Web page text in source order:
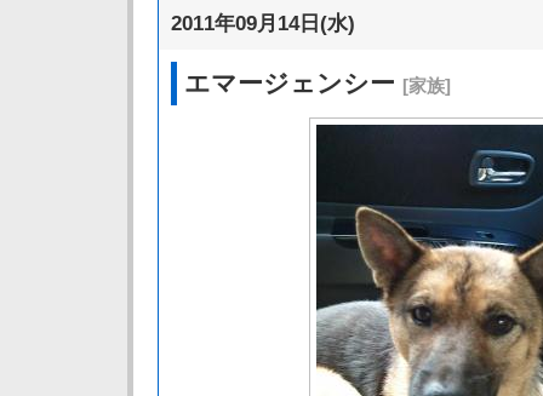
2011年09月14日(水)
エマージェンシー [家族]